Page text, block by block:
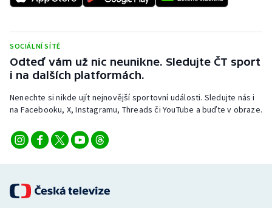
Stolní tenis
Triatlon
Veslování
Vodní slalom
Ostatní
SOCIÁLNÍ SÍTĚ
Odteď vám už nic neunikne. Sledujte ČT sport
i na dalších platformách.
Nenechte si nikde ujít nejnovější sportovní události. Sledujte nás i
na Facebooku, X, Instagramu, Threads či YouTube a buďte v obraze.